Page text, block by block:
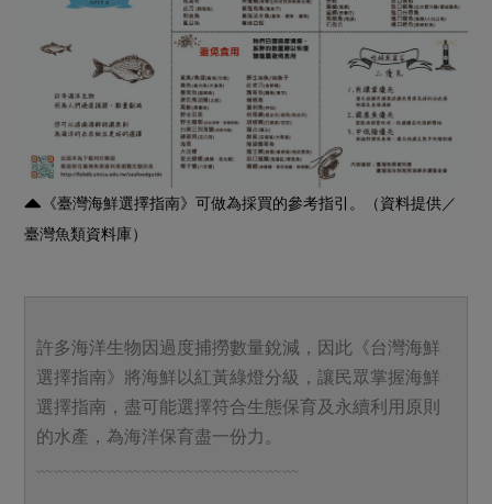
《臺灣海鮮選擇指南》可做為採買的參考指引。（資料提供／
臺灣魚類資料庫）
許多海洋生物因過度捕撈數量銳減，因此《台灣海鮮
選擇指南》將海鮮以紅黃綠燈分級，讓民眾掌握海鮮
選擇指南，盡可能選擇符合生態保育及永續利用原則
的水產，為海洋保育盡一份力。
﹏﹏﹏﹏﹏﹏﹏﹏﹏﹏﹏﹏﹏﹏﹏